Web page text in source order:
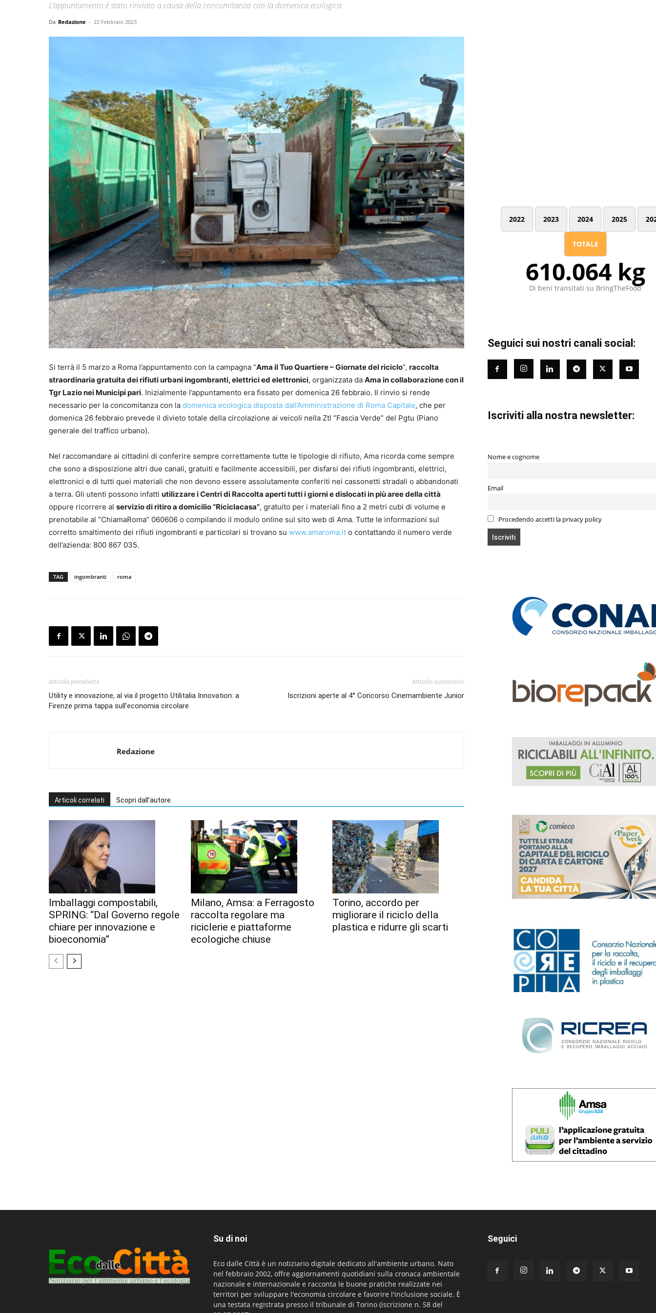
L’appuntamento è stato rinviato a causa della concomitanza con la domenica ecologica
Da Redazione - 22 Febbraio 2023
Si terrà il 5 marzo a Roma l’appuntamento con la campagna ”Ama il Tuo Quartiere – Giornate del riciclo”, raccolta
straordinaria gratuita dei rifiuti urbani ingombranti, elettrici ed elettronici, organizzata da Ama in collaborazione con il
Tgr Lazio nei Municipi pari. Inizialmente l’appuntamento era fissato per domenica 26 febbraio. Il rinvio si rende
necessario per la concomitanza con la domenica ecologica disposta dall’Amministrazione di Roma Capitale, che per
domenica 26 febbraio prevede il divieto totale della circolazione ai veicoli nella Ztl ”Fascia Verde” del Pgtu (Piano
generale del traffico urbano).
Nel raccomandare ai cittadini di conferire sempre correttamente tutte le tipologie di rifiuto, Ama ricorda come sempre
che sono a disposizione altri due canali, gratuiti e facilmente accessibili, per disfarsi dei rifiuti ingombranti, elettrici,
elettronici e di tutti quei materiali che non devono essere assolutamente conferiti nei cassonetti stradali o abbandonati
a terra. Gli utenti possono infatti utilizzare i Centri di Raccolta aperti tutti i giorni e dislocati in più aree della città
oppure ricorrere al servizio di ritiro a domicilio ”Riciclacasa”, gratuito per i materiali fino a 2 metri cubi di volume e
prenotabile al ”ChiamaRoma” 060606 o compilando il modulo online sul sito web di Ama. Tutte le informazioni sul
corretto smaltimento dei rifiuti ingombranti e particolari si trovano su www.amaroma.it o contattando il numero verde
dell’azienda: 800 867 035.
TAG ingombranti roma
Articolo precedente
Utility e innovazione, al via il progetto Utilitalia Innovation: a
Firenze prima tappa sull’economia circolare
Articolo successivo
Iscrizioni aperte al 4° Concorso Cinemambiente Junior
Redazione
Articoli correlati Scopri dall'autore
Imballaggi compostabili,
SPRING: “Dal Governo regole
chiare per innovazione e
bioeconomia”
Milano, Amsa: a Ferragosto
raccolta regolare ma
riciclerie e piattaforme
ecologiche chiuse
Torino, accordo per
migliorare il riciclo della
plastica e ridurre gli scarti
2022 2023 2024 2025
TOTALE
610.064 kg
Di beni transitati su BringTheFood
Seguici sui nostri canali social:
Iscriviti alla nostra newsletter:
Nome e cognome
Email
Procedendo accetti la privacy policy
Su di noi
Eco dalle Città è un notiziario digitale dedicato all'ambiente urbano. Nato
nel febbraio 2002, offre aggiornamenti quotidiani sulla cronaca ambientale
nazionale e internazionale e racconta le buone pratiche realizzate nei
territori per sviluppare l'economia circolare e favorire l'inclusione sociale. È
una testata registrata presso il tribunale di Torino (iscrizione n. 58 del
Seguici